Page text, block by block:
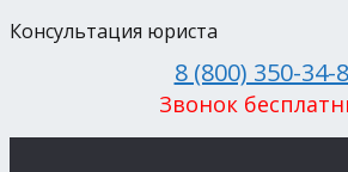
Консультация юриста
8 (800) 350-34-
Звонок